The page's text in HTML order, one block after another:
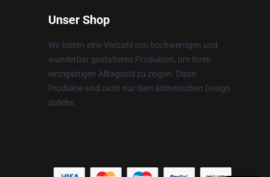
Unser Shop
Wir bieten eine Vielzahl von hochwertigen und
wunderbar gestalteten Produkten, um Ihren
einzigartigen Alltagsstil zu zeigen. Diese
Produkte sind nicht nur dem ästhetischen Design
zuliebe.